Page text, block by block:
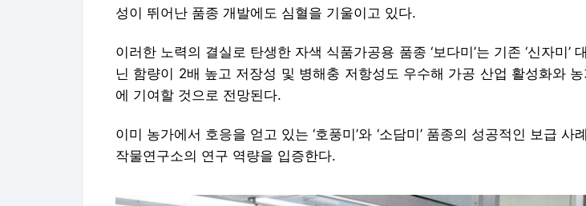
성이 뛰어난 품종 개발에도 심혈을 기울이고 있다.
이러한 노력의 결실로 탄생한 자색 식품가공용 품종 ‘보다미’는 기존 ‘신자미’
닌 함량이 2배 높고 저장성 및 병해충 저항성도 우수해 가공 산업 활성화와
에 기여할 것으로 전망된다.
이미 농가에서 호응을 얻고 있는 ‘호풍미’와 ‘소담미’ 품종의 성공적인 보급 사
작물연구소의 연구 역량을 입증한다.